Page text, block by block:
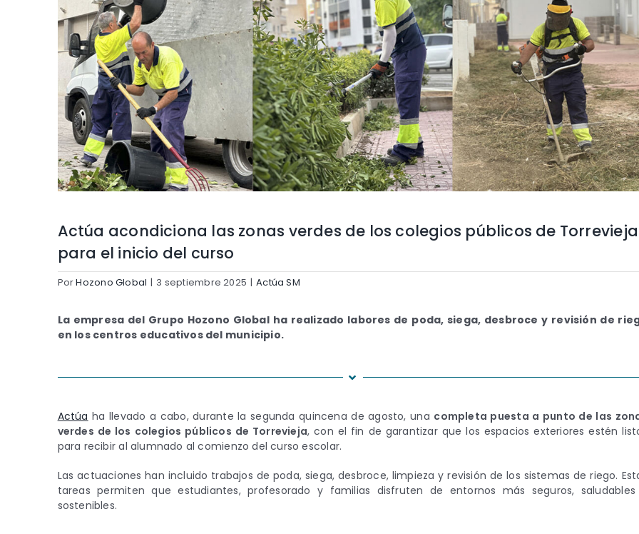
Actúa acondiciona las zonas verdes de los colegios públicos de Torrevieja
para el inicio del curso
PorHozono Global | 3 septiembre 2025 | Actúa SM
La empresa del Grupo Hozono Global ha realizado labores de poda, siega, desbroce y revisión de
en los centros educativos del municipio.
Actúa ha llevado a cabo, durante la segunda quincena de agosto, una completa puesta a punto de las
verdes de los colegios públicos de Torrevieja, con el fin de garantizar que los espacios exteriores estén
para recibir al alumnado al comienzo del curso escolar.
Las actuaciones han incluido trabajos de poda, siega, desbroce, limpieza y revisión de los sistemas de riego.
tareas permiten que estudiantes, profesorado y familias disfruten de entornos más seguros,
sostenibles.